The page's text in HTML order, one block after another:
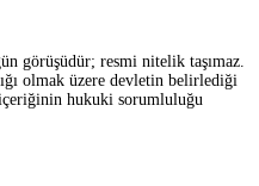
görüşüdür; resmi nitelik taşımaz.
olmak üzere devletin belirlediği
hukuki sorumluluğu